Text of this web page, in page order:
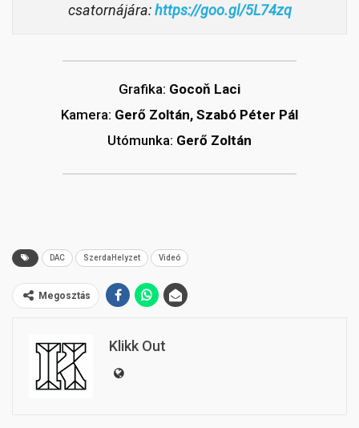
csatornájára:https://goo.gl/5L74zq
Grafika: Gocoň Laci
Kamera: Gerő Zoltán, Szabó Péter Pál
Utómunka: Gerő Zoltán
DAC SzerdaHelyzet Videó
Megosztás
Klikk Out